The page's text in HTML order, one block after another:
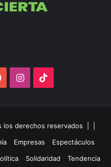
YouTubeInstagram
los derechos reservados |
Empresas
Espectáculos
Solidaridad Tendencia